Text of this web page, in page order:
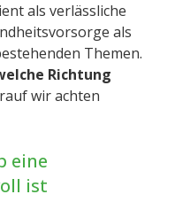
als verlässliche
als
Themen.
Richtung
wir achten
eine
ist